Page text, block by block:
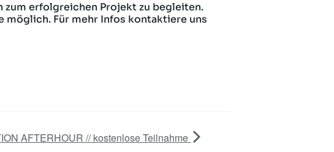
erfolgreichen Projekt zu begleiten.
möglich. Für mehr Infos kontaktiere uns
AFTERHOUR // kostenlose Teilnahme